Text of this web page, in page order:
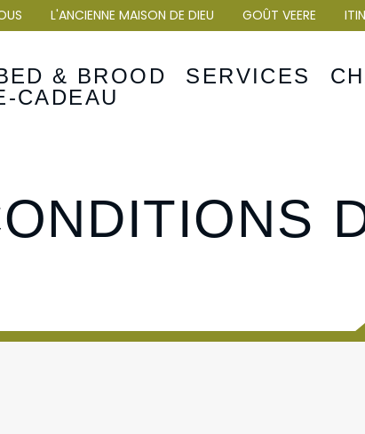
L'ANCIENNE MAISON DE DIEU GOÛT VEERE
& BROOD SERVICES
CADEAU